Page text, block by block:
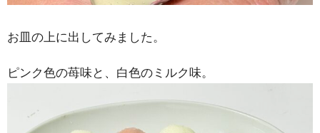
お皿の上に出してみました。
ピンク色の苺味と、白色のミルク味。